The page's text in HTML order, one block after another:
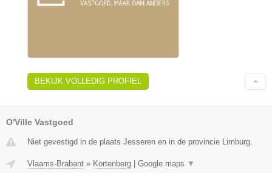
BEKIJK VOLLEDIG PROFIEL
O'Ville Vastgoed
Niet gevestigd in de plaats Jesseren en in de provincie Limburg.
Vlaams-Brabant » Kortenberg Google maps ▼